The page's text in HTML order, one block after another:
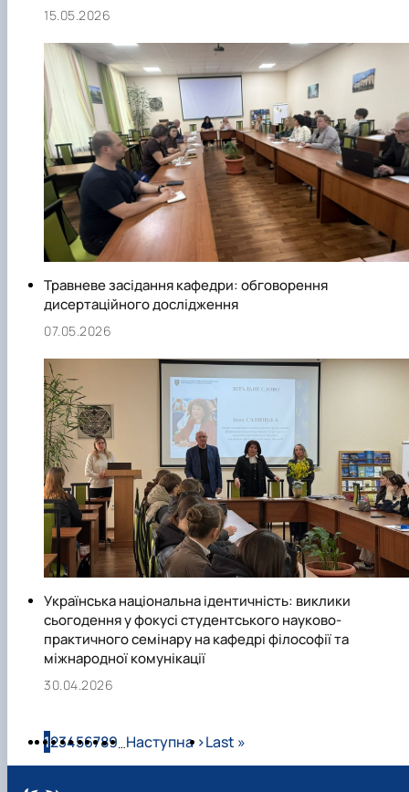
15.05.2026
Травневе засідання кафедри: обговорення
дисертаційного дослідження
07.05.2026
Українська національна ідентичність: виклики
сьогодення у фокусі студентського науково-
практичного семінару на кафедрі філософії та
міжнародної комунікації
30.04.2026
Розбивка на сторінки
Сторінка
1Сторінка
2Сторінка
3Сторінка
4Сторінка
5Сторінка
6Сторінка
7Сторінка
8Сторінка
9…Наступна сторінка
Наступна ›Остання сторінка
Last »